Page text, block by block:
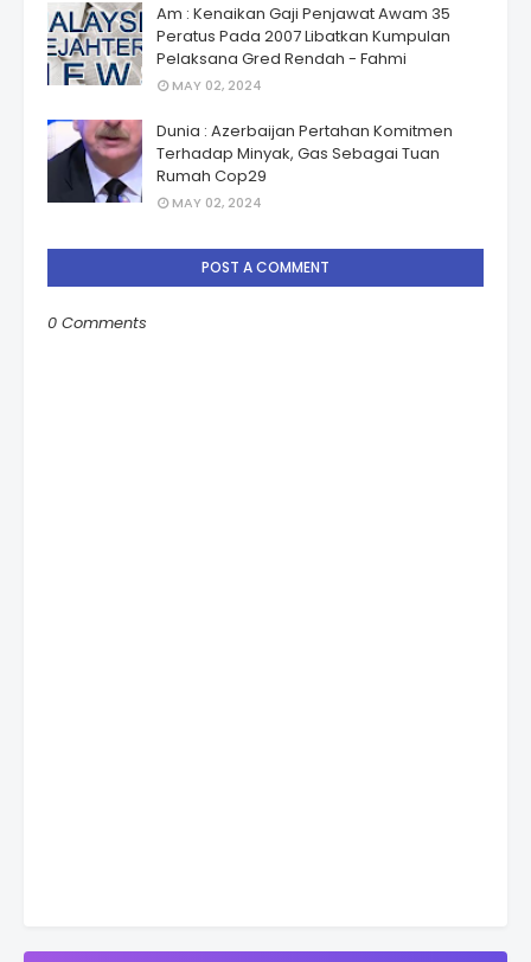
Am : Kenaikan Gaji Penjawat Awam 35
Peratus Pada 2007 Libatkan Kumpulan
Pelaksana Gred Rendah - Fahmi
MAY 02, 2024
Dunia : Azerbaijan Pertahan Komitmen
Terhadap Minyak, Gas Sebagai Tuan
Rumah Cop29
MAY 02, 2024
POST A COMMENT
0 Comments